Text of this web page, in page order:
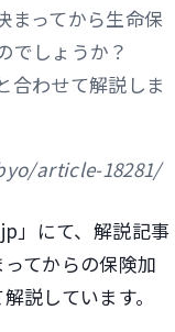
まってから生命保
でしょうか？
合わせて解説しま
article-18281/
」にて、解説記事
てからの保険加
説しています。